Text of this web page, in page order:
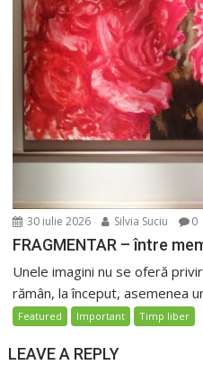
30 iulie 2026 Silvia Suciu 0
FRAGMENTAR – între
Unele imagini nu se oferă
rămân, la început, asemenea
Featured Important Timp liber
LEAVE A REPLY